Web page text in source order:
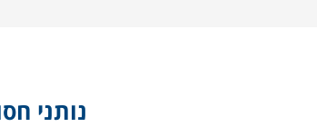
נותני